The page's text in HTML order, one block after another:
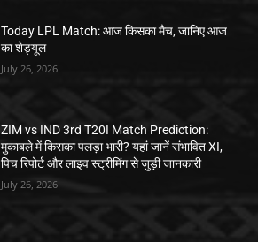
Today LPL Match: आज किसका मैच, जानिए आज
का शेड्यूल
July 26, 2026
ZIM vs IND 3rd T20I Match Prediction:
मुकाबले में किसका पलड़ा भारी? यहां जानें संभावित XI,
पिच रिपोर्ट और लाइव स्ट्रीमिंग से जुड़ी जानकारी
July 26, 2026